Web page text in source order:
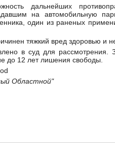
дальнейших
на автомобильную
один из раненых
тяжкий вред здоровью и
в суд для рассмотрения.
до 12 лет лишения свободы.
Областной"